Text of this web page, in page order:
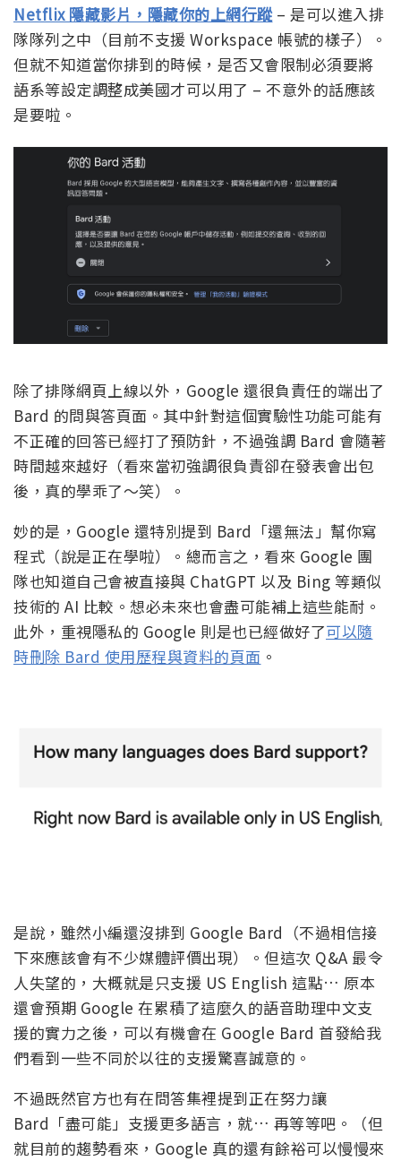
Netflix 隱藏影片，隱藏你的上網行蹤– 是可以進入排
隊隊列之中（目前不支援 Workspace 帳號的樣子）。
但就不知道當你排到的時候，是否又會限制必須要將
語系等設定調整成美國才可以用了 – 不意外的話應該
是要啦。
除了排隊網頁上線以外，Google 還很負責任的端出了
Bard 的問與答頁面。其中針對這個實驗性功能可能有
不正確的回答已經打了預防針，不過強調 Bard 會隨著
時間越來越好（看來當初強調很負責卻在發表會出包
後，真的學乖了～笑）。
妙的是，Google 還特別提到 Bard「還無法」幫你寫
程式（說是正在學啦）。總而言之，看來 Google 團
隊也知道自己會被直接與 ChatGPT 以及 Bing 等類似
技術的 AI 比較。想必未來也會盡可能補上這些能耐。
此外，重視隱私的 Google 則是也已經做好了可以隨
時刪除 Bard 使用歷程與資料的頁面 。
是說，雖然小編還沒排到 Google Bard（不過相信接
下來應該會有不少媒體評價出現）。但這次 Q&A 最令
人失望的，大概就是只支援 US English 這點… 原本
還會預期 Google 在累積了這麼久的語音助理中文支
援的實力之後，可以有機會在 Google Bard 首發給我
們看到一些不同於以往的支援驚喜誠意的。
不過既然官方也有在問答集裡提到正在努力讓
Bard「盡可能」支援更多語言，就… 再等等吧。（但
就目前的趨勢看來，Google 真的還有餘裕可以慢慢來